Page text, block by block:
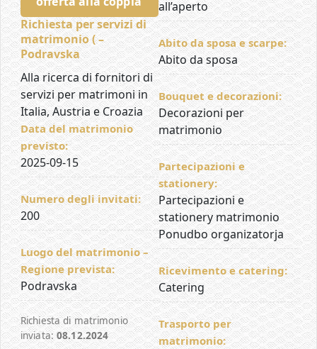
Richiesta per servizi di
matrimonio ( –
Podravska
Alla ricerca di fornitori di
servizi per matrimoni in
Italia, Austria e Croazia
Data del matrimonio
previsto:
2025-09-15
Numero degli invitati:
200
Luogo del matrimonio –
Regione prevista:
Podravska
Richiesta di matrimonio
inviata:08.12.2024
all’aperto
Abito da sposa e scarpe:
Abito da sposa
Bouquet e decorazioni:
Decorazioni per
matrimonio
Partecipazioni e
stationery:
Partecipazioni e
stationery matrimonio
Ponudbo organizatorja
Ricevimento e catering:
Catering
Trasporto per
matrimonio: